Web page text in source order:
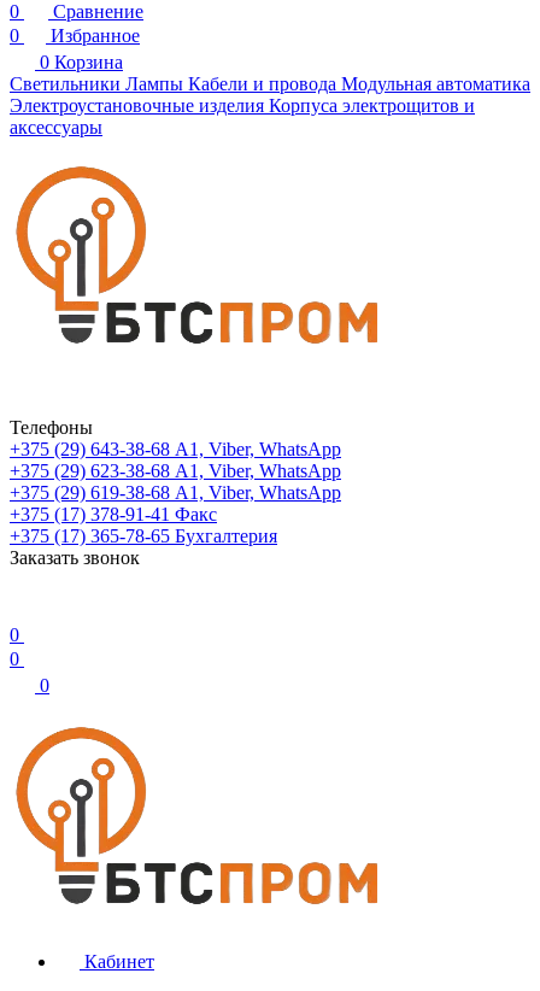
0
Сравнение
0
Избранное
0 Корзина
Светильники Лампы Кабели и провода Модульная автоматика
Электроустановочные изделия Корпуса электрощитов и
аксессуары
Телефоны
+375 (29) 643-38-68 А1, Viber, WhatsApp
+375 (29) 623-38-68 А1, Viber, WhatsApp
+375 (29) 619-38-68 А1, Viber, WhatsApp
+375 (17) 378-91-41 Факс
+375 (17) 365-78-65 Бухгалтерия
Заказать звонок
0
0
0
Кабинет